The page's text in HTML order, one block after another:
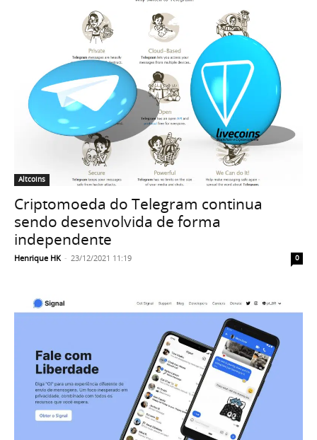
Altcoins
Criptomoeda do Telegram continua
sendo desenvolvida de forma
independente
Henrique HK - 23/12/2021 11:19 0